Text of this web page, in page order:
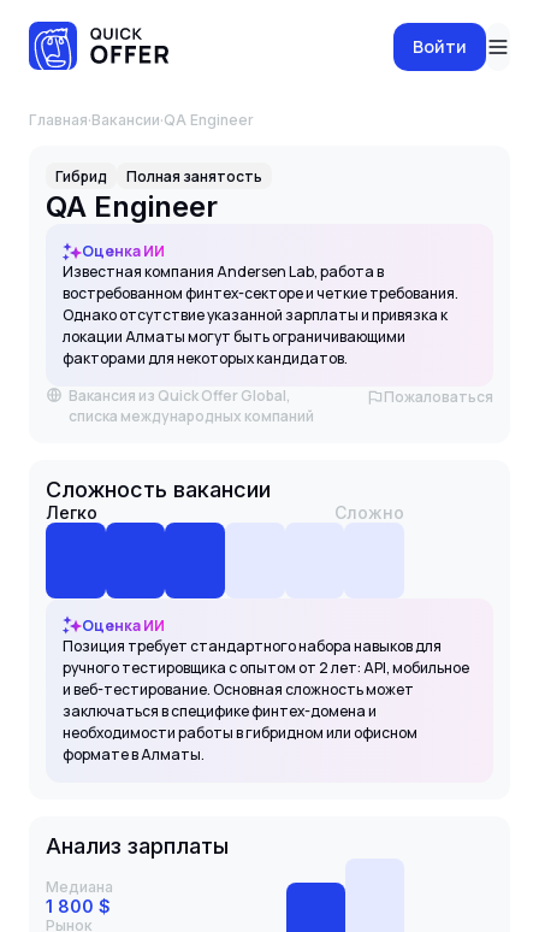
Войти
Главная·Вакансии· QA Engineer
Гибрид Полная занятость
QA Engineer
Оценка ИИ
Известная компания Andersen Lab, работа в
востребованном финтех-секторе и четкие требования.
Однако отсутствие указанной зарплаты и привязка к
локации Алматы могут быть ограничивающими
факторами для некоторых кандидатов.
Вакансия из Quick Offer Global,
списка международных компаний
Пожаловаться
Сложность вакансии
Легко Сложно
Оценка ИИ
Позиция требует стандартного набора навыков для
ручного тестировщика с опытом от 2 лет: API, мобильное
и веб-тестирование. Основная сложность может
заключаться в специфике финтех-домена и
необходимости работы в гибридном или офисном
формате в Алматы.
Анализ зарплаты
Медиана
1 800 $
Рынок